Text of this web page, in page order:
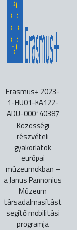
Erasmus+ 2023-
1-HU01-KA122-
ADU-000140387
Közösségi
részvételi
gyakorlatok
európai
múzeumokban –
a Janus Pannonius
Múzeum
társadalmasítást
segítő mobilitási
programja